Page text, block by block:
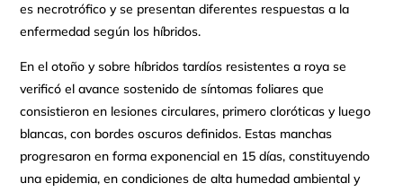
es necrotrófico y se presentan diferentes respuestas a la
enfermedad según los híbridos.
En el otoño y sobre híbridos tardíos resistentes a roya se
verificó el avance sostenido de síntomas foliares que
consistieron en lesiones circulares, primero cloróticas y luego
blancas, con bordes oscuros definidos. Estas manchas
progresaron en forma exponencial en 15 días, constituyendo
una epidemia, en condiciones de alta humedad ambiental y